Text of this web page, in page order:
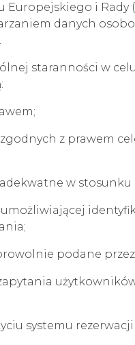
i Rady
danych
staranności w
z prawem
w stosunku
podane
systemu